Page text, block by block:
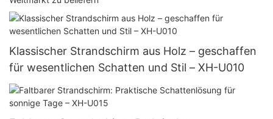
Klassischer Strandschirm aus Holz – geschaffen
für wesentlichen Schatten und Stil – XH-U010